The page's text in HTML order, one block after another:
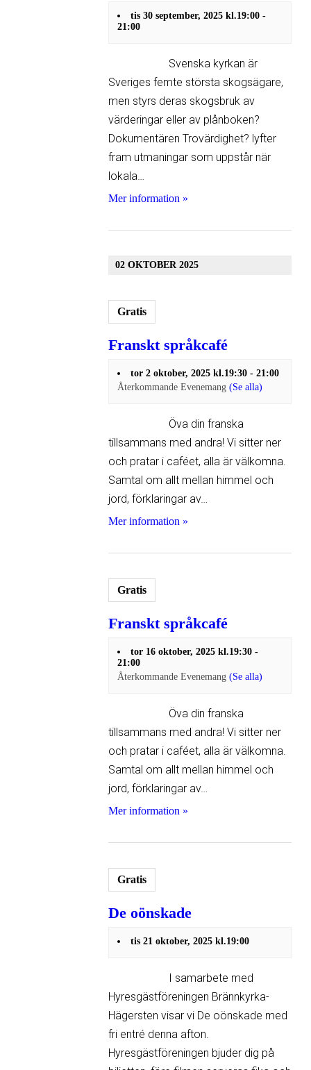
tis 30 september, 2025 kl.19:00 -
21:00
Svenska kyrkan är
Sveriges femte största skogsägare,
men styrs deras skogsbruk av
värderingar eller av plånboken?
Dokumentären Trovärdighet? lyfter
fram utmaningar som uppstår när
lokala…
Mer information »
02 OKTOBER 2025
Gratis
Franskt språkcafé
tor 2 oktober, 2025 kl.19:30 - 21:00
Återkommande Evenemang (Se alla)
Öva din franska
tillsammans med andra! Vi sitter ner
och pratar i caféet, alla är välkomna.
Samtal om allt mellan himmel och
jord, förklaringar av…
Mer information »
Gratis
Franskt språkcafé
tor 16 oktober, 2025 kl.19:30 -
21:00
Återkommande Evenemang (Se alla)
Öva din franska
tillsammans med andra! Vi sitter ner
och pratar i caféet, alla är välkomna.
Samtal om allt mellan himmel och
jord, förklaringar av…
Mer information »
Gratis
De oönskade
tis 21 oktober, 2025 kl.19:00
I samarbete med
Hyresgäst­föreningen Brännkyrka-
Hägersten visar vi De oönskade med
fri entré denna afton.
Hyresgästföreningen bjuder dig på